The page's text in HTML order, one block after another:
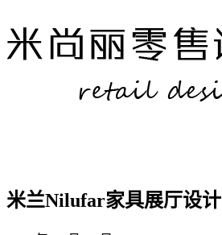
米兰Nilufar家具展厅设计